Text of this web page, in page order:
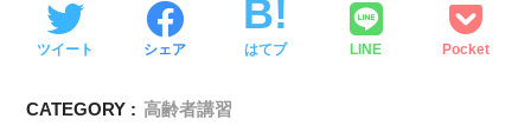
ツイート シェア はてブ LINE Pocket
CATEGORY : 高齢者講習